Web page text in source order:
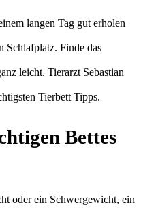
langen Tag gut erholen
Schlafplatz. Finde das
leicht. Tierarzt Sebastian
Tierbett Tipps.
Bettes
oder ein Schwergewicht, ein